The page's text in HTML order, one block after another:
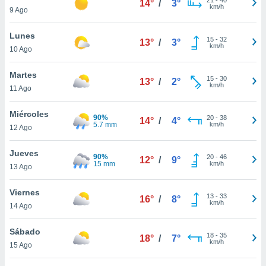
más
nuestra
y
de
disponible
cookies
aceptar
9 Ago
14° / 3°
km/h
Lunes
10 Ago
13° / 3° 15- 32
km/h
Martes
11 Ago
13° / 2° 15- 30
km/h
Miércoles
12 Ago
90%
5.7 mm
14° / 4° 20- 38
km/h
Jueves
13 Ago
90%
15 mm
12° / 9° 20- 46
km/h
Viernes
14 Ago
16° / 8° 13- 33
km/h
Sábado
15 Ago
18° / 7° 18- 35
km/h